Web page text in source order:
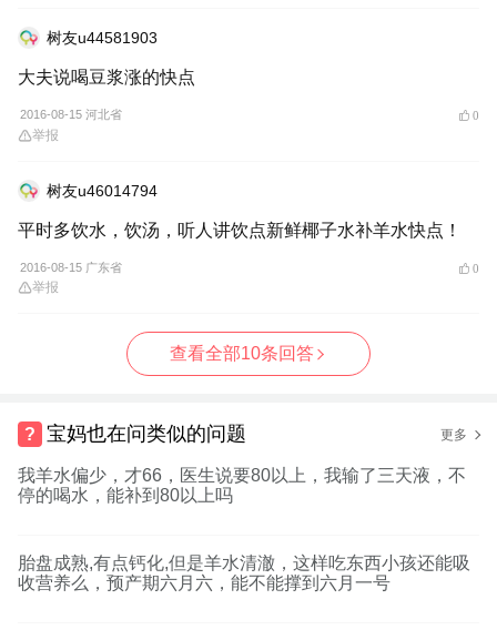
树友u44581903
大夫说喝豆浆涨的快点
2016-08-15 河北省 0
举报
树友u46014794
平时多饮水，饮汤，听人讲饮点新鲜椰子水补羊水快点！
2016-08-15 广东省 0
举报
查看全部10条回答
宝妈也在问类似的问题 更多
我羊水偏少，才66，医生说要80以上，我输了三天液，不
停的喝水，能补到80以上吗
胎盘成熟,有点钙化,但是羊水清澈，这样吃东西小孩还能吸
收营养么，预产期六月六，能不能撑到六月一号